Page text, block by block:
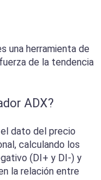
una herramienta de
de la tendencia
ADX?
el dato del precio
calculando los
(DI+ y DI-) y
la relación entre